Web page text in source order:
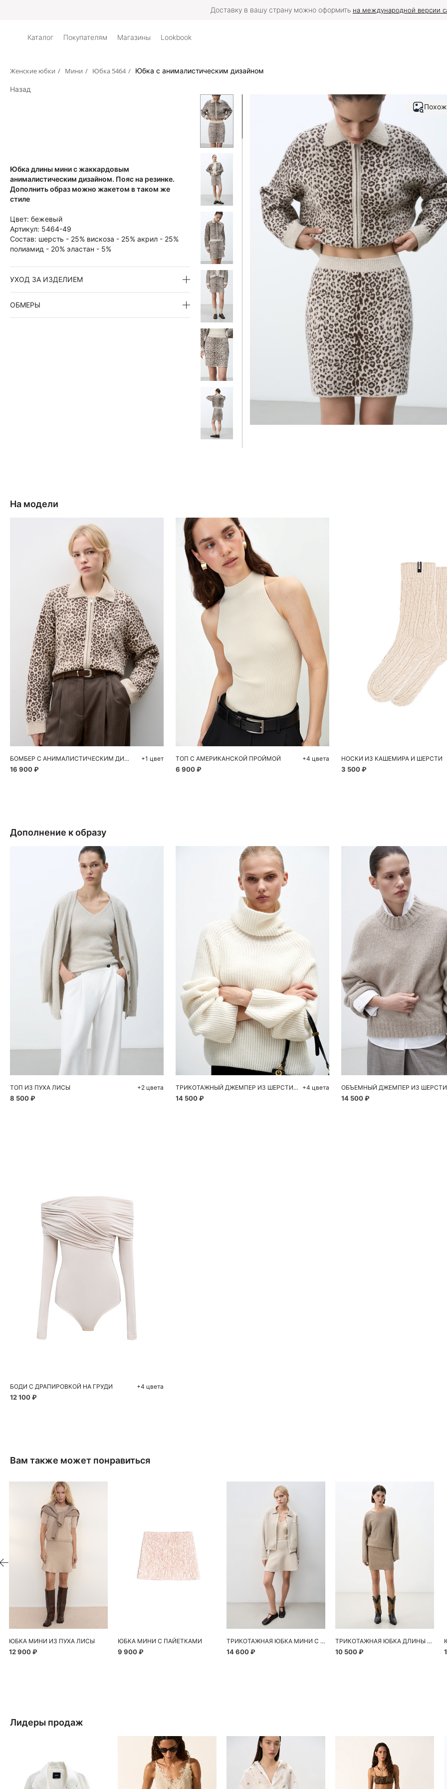
Доставку в вашу страну можно оформить на международной версии
Каталог Покупателям Магазины Lookbook
Женские юбки / Мини / Юбка 5464 / Юбка с анималистическим дизайном
Назад
Юбка длины мини с жаккардовым
анималистическим дизайном. Пояс на резинке.
Дополнить образ можно жакетом в таком же
стиле
Цвет: бежевый
Артикул: 5464-49
Состав: шерсть - 25% вискоза - 25% акрил - 25%
полиамид - 20% эластан - 5%
УХОД ЗА ИЗДЕЛИЕМ
ОБМЕРЫ
На модели
Добавить в корзину
S
БОМБЕР С АНИМАЛИСТИЧЕСКИМ ДИЗАЙНОМ
16 900 ₽
+1 цвет
Добавить в корзину
S M
ТОП С АМЕРИКАНСКОЙ ПРОЙМОЙ
6 900 ₽
+4 цвета
Добавить в
НОСКИ ИЗ КАШЕМИРА И ШЕРСТИ
3 500 ₽
Дополнение к образу
Добавить в корзину
S
ТОП ИЗ ПУХА ЛИСЫ
8 500 ₽
+2 цвета
Добавить в корзину
S M L
ТРИКОТАЖНЫЙ ДЖЕМПЕР ИЗ ШЕРСТИ АЛЬПАКА
14 500 ₽
+4 цвета
Добавить в
S
14 500 ₽
БОДИ С ДРАПИРОВКОЙ НА ГРУДИ
12 100 ₽
+4 цвета
Вам также может понравиться
ЮБКА МИНИ ИЗ ПУХА ЛИСЫ
12 900 ₽
ЮБКА МИНИ С ПАЙЕТКАМИ
9 900 ₽
ТРИКОТАЖНАЯ ЮБКА МИНИ С ЛАМПАСАМИ
14 600 ₽
ТРИКОТАЖНАЯ ЮБКА ДЛИНЫ МИНИ
10 500 ₽
Лидеры продаж